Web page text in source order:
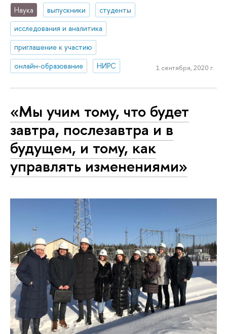
Наука выпускники
студенты
исследования и аналитика
приглашение к участию
онлайн-образование
НИРС 1 сентября, 2020 г.
«Мы учим тому, что будет
завтра, послезавтра и в
будущем, и тому, как
управлять изменениями»